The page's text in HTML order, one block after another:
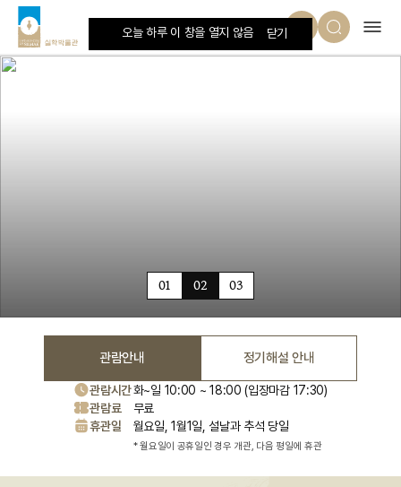
오늘 하루 이 창을 열지 않음 닫기
오늘하루보지않기
01 02 03
관람안내 정기해설 안내
관람시간화~일 10:00 ~ 18:00 (입장마감 17:30)
관람료
무료
휴관일
월요일, 1월1일, 설날과 추석 당일
* 월요일이 공휴일인 경우 개관, 다음 평일에 휴관